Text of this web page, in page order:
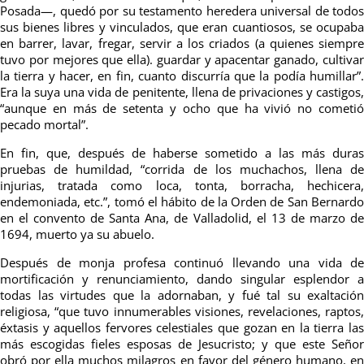
Posada—, quedó por su testamento heredera universal de todos
sus bienes libres y vinculados, que eran cuantiosos, se ocupaba
en barrer, lavar, fregar, servir a los criados (a quienes siempre
tuvo por mejores que ella). guardar y apacentar ganado, cultivar
la tierra y hacer, en fin, cuanto discurría que la podía humillar”.
Era la suya una vida de penitente, llena de privaciones y castigos,
“aunque en más de setenta y ocho que ha vivió no cometió
pecado mortal”.
En fin, que, después de haberse sometido a las más duras
pruebas de humildad, “corrida de los muchachos, llena de
injurias, tratada como loca, tonta, borracha, hechicera,
endemoniada, etc.”, tomó el hábito de la Orden de San Bernardo
en el convento de Santa Ana, de Valladolid, el 13 de marzo de
1694, muerto ya su abuelo.
Después de monja profesa continuó llevando una vida de
mortificación y renunciamiento, dando singular esplendor a
todas las virtudes que la adornaban, y fué tal su exaltación
religiosa, “que tuvo innumerables visiones, revelaciones, raptos,
éxtasis y aquellos fervores celestiales que gozan en la tierra las
más escogidas fieles esposas de Jesucristo; y que este Señor
obró por ella muchos milagros en favor del género humano, en